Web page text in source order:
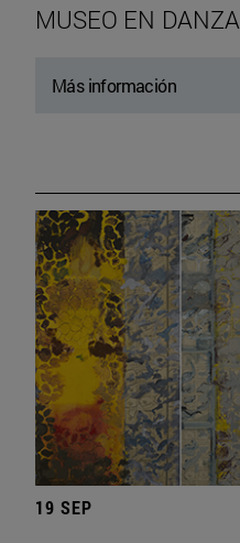
MUSEO EN DANZA
Más información
19 SEP